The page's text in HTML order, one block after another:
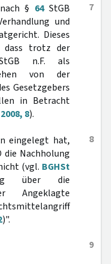
7
§ 64StGB
und
Dieses
dass trotz der
n.F. als
von der
Gesetzgebers
in Betracht
8).
8
eingelegt hat,
die Nachholung
(vgl. BGHSt
über die
Angeklagte
)".
9